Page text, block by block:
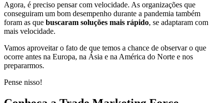
Agora, é preciso pensar com velocidade. As organizações que
conseguiram um bom desempenho durante a pandemia também
foram as que buscaram soluções mais rápido, se adaptaram com
mais velocidade.
Vamos aproveitar o fato de que temos a chance de observar o que
ocorre antes na Europa, na Ásia e na América do Norte e nos
prepararmos.
Pense nisso!